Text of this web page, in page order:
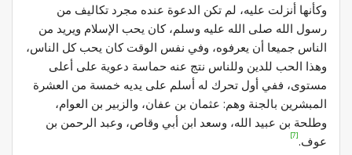
وكأنها أنزلت عليه، لم تكن الدعوة عنده مجرد تكاليف من
رسول الله صلى الله عليه وسلم، كان يحب الإسلام ويريد من
الناس جميعا أن يعرفوه، وفي نفس الوقت كان يحب كل الناس،
وهذا الحب للدين وللناس نتج عنه حماسة دعوية على أعلى
مستوى، ففي أول تحرك له أسلم على يديه خمسة من العشرة
المبشرين بالجنة وهم: عثمان بن عفان، والزبير بن العوام،
وطلحة بن عبيد الله، وسعد ابن أبي وقاص، وعبد الرحمن بن
عوف.[7]